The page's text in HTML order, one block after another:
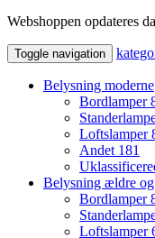
Webshoppen opdateres
Toggle navigation
Belysning moderne
Bordlamper
Loftslamper
Andet 181
Belysning ældre
Bordlamper
Loftslamper